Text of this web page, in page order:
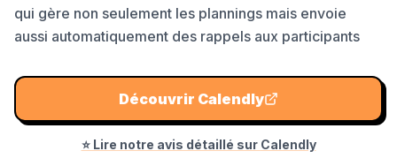
Boîte à Outils
qui gère non seulement les plannings mais envoie
aussi automatiquement des rappels aux participants
Découvrir Calendly
⭐ Lire notre avis détaillé sur Calendly